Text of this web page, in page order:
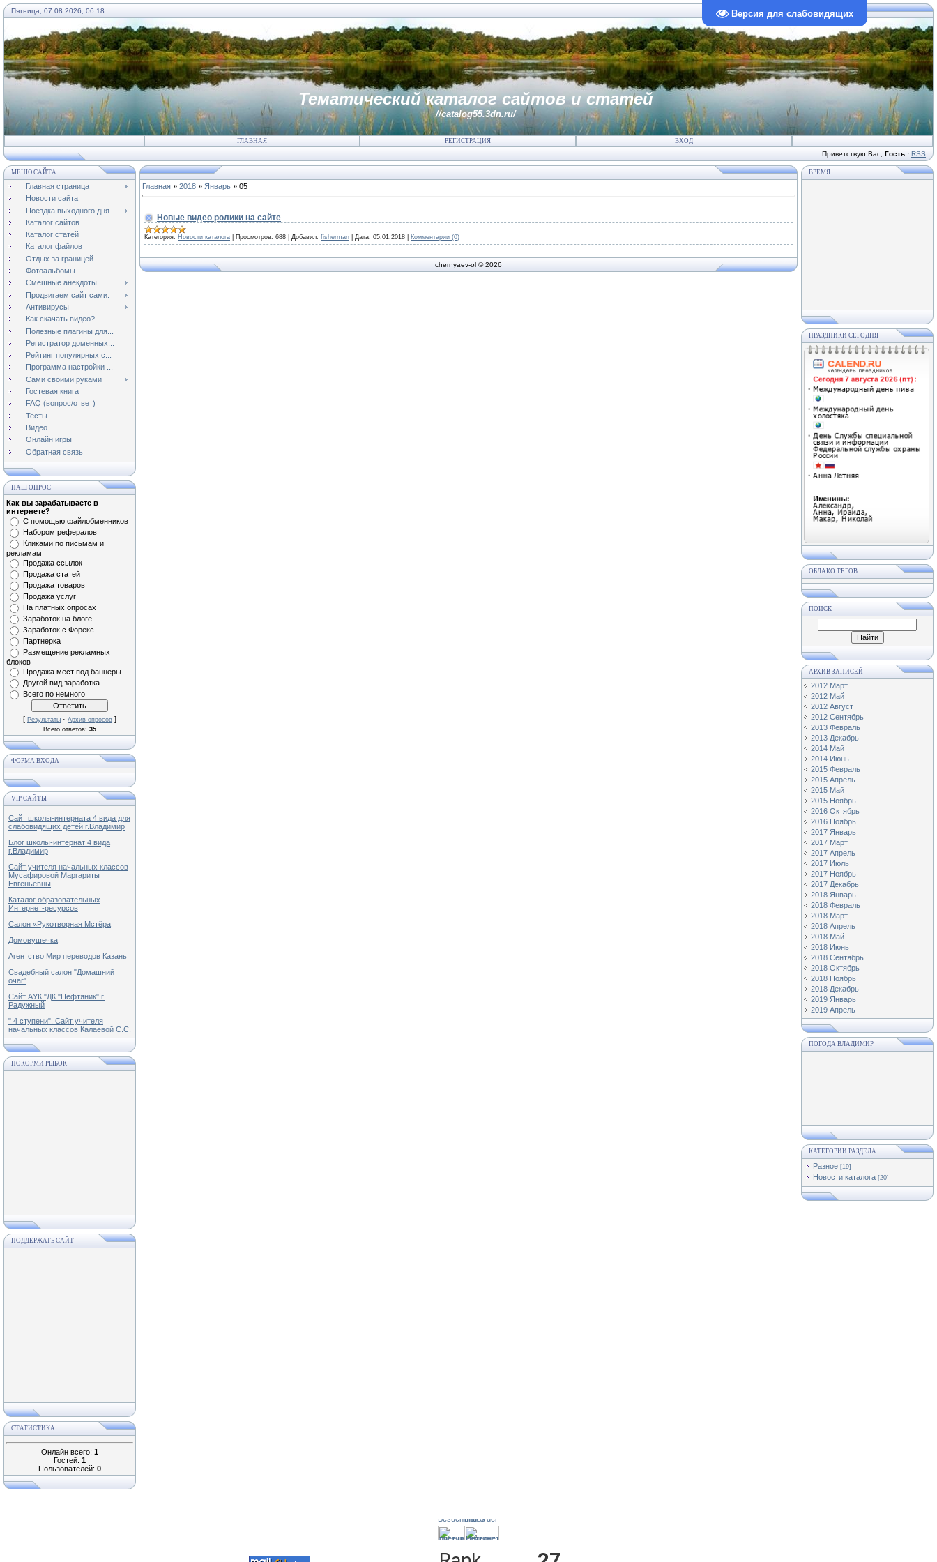
Версия для слабовидящих
Пятница, 07.08.2026, 06:18
Тематический каталог сайтов и статей
//catalog55.3dn.ru/
ГЛАВНАЯ РЕГИСТРАЦИЯ ВХОД
Приветствую Вас Гость · RSS
МЕНЮ САЙТА
Главная страница
Новости сайта
Поездка выходного дня.
Каталог сайтов
Каталог статей
Каталог файлов
Отдых за границей
Фотоальбомы
Смешные анекдоты
Продвигаем сайт сами.
Антивирусы
Как скачать видео?
Полезные плагины для...
Регистратор доменных...
Рейтинг популярных с...
Программа настройки ...
Сами своими руками
Гостевая книга
FAQ (вопрос/ответ)
Тесты
Видео
Онлайн игры
Обратная связь
НАШ ОПРОС
Как вы зарабатываете в
интернете?
С помощью файлобменников
Набором рефералов
Кликами по письмам и
рекламам
Продажа ссылок
Продажа статей
Продажа товаров
Продажа услуг
На платных опросах
Заработок на блоге
Заработок с Форекс
Партнерка
Размещение рекламных
блоков
Продажа мест под баннеры
Другой вид заработка
Всего по немного
[ Результаты · Архив опросов ]
Всего ответов: 35
ФОРМА ВХОДА
VIP САЙТЫ
Сайт школы-интерната 4 вида для
слабовидящих детей г.Владимир
Блог школы-интернат 4 вида
г.Владимир
Сайт учителя начальных классов
Мусафировой Маргариты
Евгеньевны
Каталог образовательных
Интернет-ресурсов
Салон «Рукотворная Мстёра
Домовушечка
Агентство Мир переводов Казань
Свадебный салон "Домашний
очаг"
Сайт АУК "ДК "Нефтяник" г.
Радужный
" 4 ступени". Сайт учителя
начальных классов Калаевой С.С.
ПОКОРМИ РЫБОК
ПОДДЕРЖАТЬ САЙТ
СТАТИСТИКА
Онлайн всего: 1
Гостей: 1
Пользователей: 0
Главная » 2018 » Январь » 05
Новые видео ролики на сайте
Категория: Новости каталога Просмотров: 688 Добавил: fisherman Дата: 05.01.2018 Комментарии (0)
chernyaev-ol © 2026
ВРЕМЯ
ПРАЗДНИКИ СЕГОДНЯ
ОБЛАКО ТЕГОВ
ПОИСК
АРХИВ ЗАПИСЕЙ
2012 Март
2012 Май
2012 Август
2012 Сентябрь
2013 Февраль
2013 Декабрь
2014 Май
2014 Июнь
2015 Февраль
2015 Апрель
2015 Май
2015 Ноябрь
2016 Октябрь
2016 Ноябрь
2017 Январь
2017 Март
2017 Апрель
2017 Июль
2017 Ноябрь
2017 Декабрь
2018 Январь
2018 Февраль
2018 Март
2018 Апрель
2018 Май
2018 Июнь
2018 Сентябрь
2018 Октябрь
2018 Ноябрь
2018 Декабрь
2019 Январь
2019 Апрель
ПОГОДА ВЛАДИМИР
КАТЕГОРИИ РАЗДЕЛА
Разное [19]
Новости каталога [20]